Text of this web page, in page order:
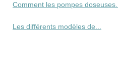
Comment les pompes doseuses...
Les différents modèles de...